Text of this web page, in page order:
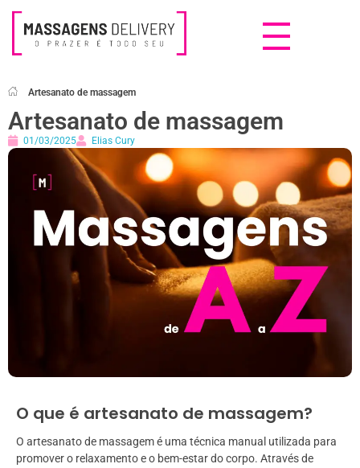
Artesanato de massagem
Artesanato de massagem
01/03/2025 Elias Cury
O que é artesanato de massagem?
O artesanato de massagem é uma técnica manual utilizada para
promover o relaxamento e o bem-estar do corpo. Através de